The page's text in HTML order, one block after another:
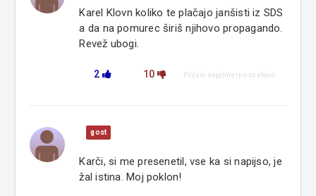
Karel Klovn koliko te plačajo janšisti iz SDS
a da na pomurec širiš njihovo propagando.
Revež ubogi.
2 10 Prijavi neprimerno vsebino
gost
Karči, si me presenetil, vse ka si napijso, je
žal istina. Moj poklon!